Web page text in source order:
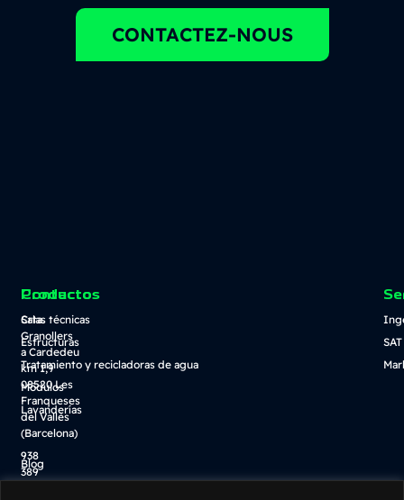
CONTACTEZ-NOUS
Contacto
Crta.
Granollers
a Cardedeu
km 1,9
08520 Les
Franqueses
del Vallès
(Barcelona)
938
389
Productos
Salas técnicas
Estructuras
Tratamiento y recicladoras de agua
Módulos
Lavanderías
Blog
Descarga catálogo
SAT